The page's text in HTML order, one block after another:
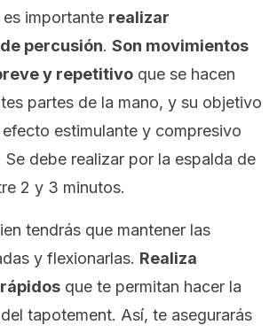
es importante realizar
percusión. Son movimientos
y repetitivo que se hacen
partes de la mano, y su objetivo
estimulante y compresivo
debe realizar por la espalda de
2 y 3 minutos.
tendrás que mantener las
y flexionarlas. Realiza
que te permitan hacer la
tapotement. Así, te asegurarás